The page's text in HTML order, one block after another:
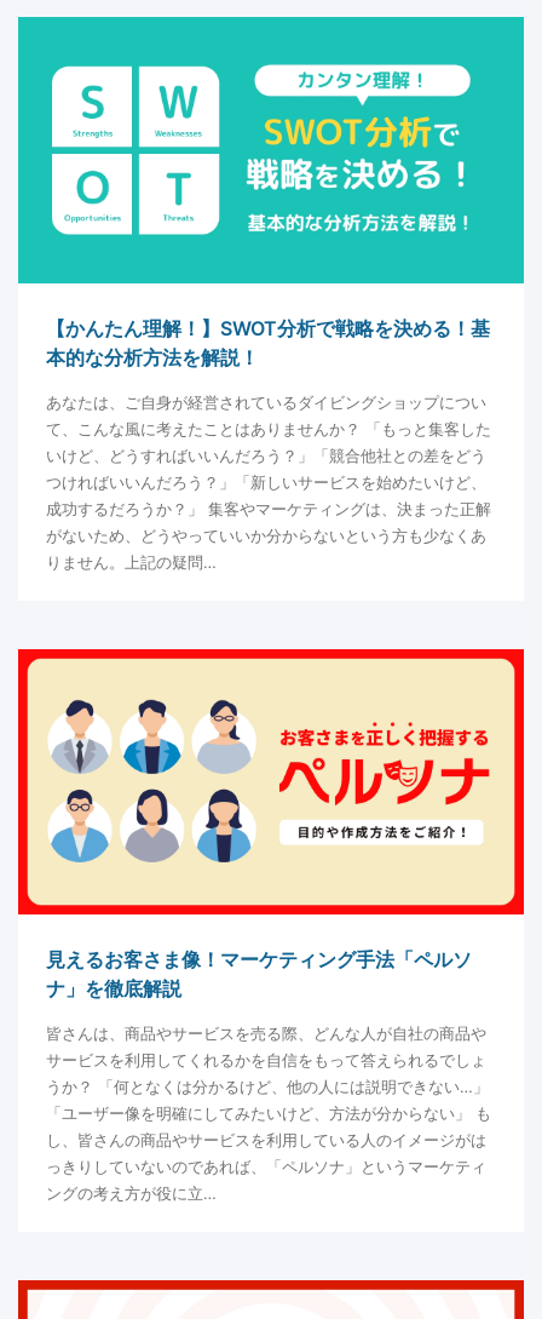
【かんたん理解！】SWOT分析で戦略を決める！基
本的な分析方法を解説！
あなたは、ご自身が経営されているダイビングショップについ
て、こんな風に考えたことはありませんか？ 「もっと集客した
いけど、どうすればいいんだろう？」「競合他社との差をどう
つければいいんだろう？」「新しいサービスを始めたいけど、
成功するだろうか？」 集客やマーケティングは、決まった正解
がないため、どうやっていいか分からないという方も少なくあ
りません。上記の疑問…
見えるお客さま像！マーケティング手法「ペルソ
ナ」を徹底解説
皆さんは、商品やサービスを売る際、どんな人が自社の商品や
サービスを利用してくれるかを自信をもって答えられるでしょ
うか？ 「何となくは分かるけど、他の人には説明できない…」
「ユーザー像を明確にしてみたいけど、方法が分からない」 も
し、皆さんの商品やサービスを利用している人のイメージがは
っきりしていないのであれば、「ペルソナ」というマーケティ
ングの考え方が役に立…